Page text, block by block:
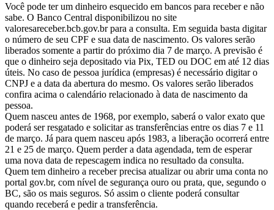
Você pode ter um dinheiro esquecido em bancos para receber e não
sabe. O Banco Central disponibilizou no site
valoresareceber.bcb.gov.br para a consulta. Em seguida basta digitar
o número de seu CPF e sua data de nascimento. Os valores serão
liberados somente a partir do próximo dia 7 de março. A previsão é
que o dinheiro seja depositado via Pix, TED ou DOC em até 12 dias
úteis. No caso de pessoa jurídica (empresas) é necessário digitar o
CNPJ e a data da abertura do mesmo. Os valores serão liberados
confira acima o calendário relacionado à data de nascimento da
pessoa.
Quem nasceu antes de 1968, por exemplo, saberá o valor exato que
poderá ser resgatado e solicitar as transferências entre os dias 7 e 11
de março. Já para quem nasceu após 1983, a liberação ocorrerá entre
21 e 25 de março. Quem perder a data agendada, tem de esperar
uma nova data de repescagem indica no resultado da consulta.
Quem tem dinheiro a receber precisa atualizar ou abrir uma conta no
portal gov.br, com nível de segurança ouro ou prata, que, segundo o
BC, são os mais seguros. Só assim o cliente poderá consultar
quando receberá e pedir a transferência.